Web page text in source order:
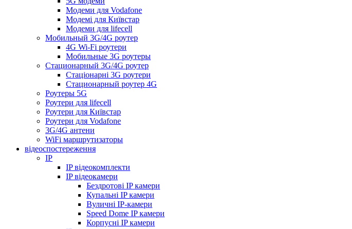
Модеми для Vodafone
Модемі для Київстар
Модеми для lifecell
Мобильный 3G/4G роутер
4G Wi-Fi роутери
Мобильные 3G роутеры
Стационарный 3G/4G роутер
Стаціонарні 3G роутери
Стационарный роутер 4G
Роутеры 5G
Роутери для lifecell
Роутери для Київстар
Роутери для Vodafone
3G/4G антени
WiFi маршрутизаторы
відеоспостереження
IP
IP відеокомплекти
IP відеокамери
Бездротові IP камери
Купальні IP камери
Вуличні IP-камери
Speed Dome IP камери
Корпусні IP камери